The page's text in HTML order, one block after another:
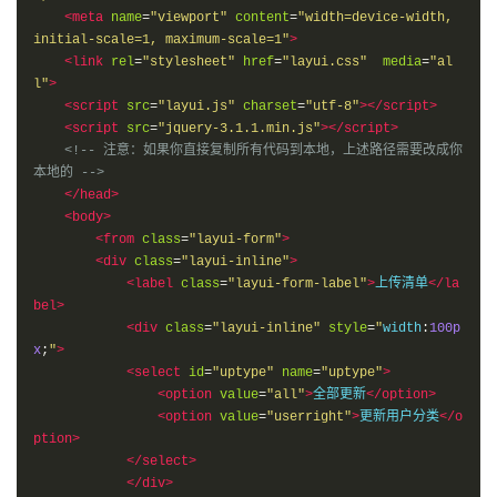
<meta name="viewport" content="width=device-width,
initial-scale=1, maximum-scale=1">
<link rel="stylesheet" href="layui.css" media="al
l">
<script
src="layui.js" charset="utf-8"></script>
<script
src="jquery-3.1.1.min.js"></script>
<!-- 注意：如果你直接复制所有代码到本地，上述路径需要改成你
本地的 -->
</head>
<body>
<from class="layui-form">
<div class="layui-inline">
<label class="layui-form-label">上传清单</la
bel>
<div class="layui-inline" style="width : 100p
x; ">
<select id="uptype" name="uptype">
<option value="all">全部更新</option>
<option value="userright">更新用户分类</o
ption>
</select>
</div>